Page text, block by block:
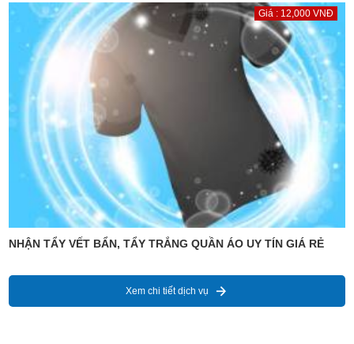
Giá : 12,000 VNĐ
NHẬN TẨY VẾT BẨN, TẨY TRẮNG QUẦN ÁO UY TÍN GIÁ RẺ
Xem chi tiết dịch vụ